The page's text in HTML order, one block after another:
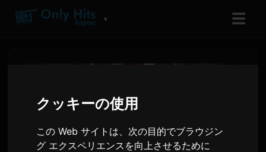
クッキーの使用
この Web サイトは、次の目的でブラウジン
グ エクスペリエンスを向上させるために
▼ ☰